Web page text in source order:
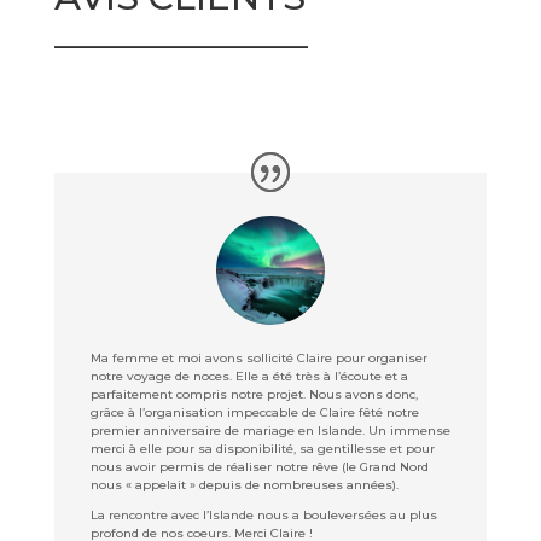
Ma femme et moi avons sollicité Claire pour organiser
notre voyage de noces. Elle a été très à l’écoute et a
parfaitement compris notre projet. Nous avons donc,
grâce à l’organisation impeccable de Claire fêté notre
premier anniversaire de mariage en Islande. Un immense
merci à elle pour sa disponibilité, sa gentillesse et pour
nous avoir permis de réaliser notre rêve (le Grand Nord
nous « appelait » depuis de nombreuses années).
La rencontre avec l’Islande nous a bouleversées au plus
profond de nos coeurs. Merci Claire !